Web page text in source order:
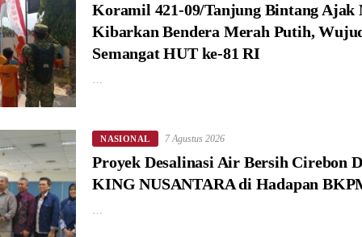
Koramil 421-09/Tanjung Bintang Ajak
Kibarkan Bendera Merah Putih,
Semangat HUT ke-81 RI
…
NASIONAL 7 Agustus 2026
Proyek Desalinasi Air Bersih Cirebon
KING NUSANTARA di Hadapan
…